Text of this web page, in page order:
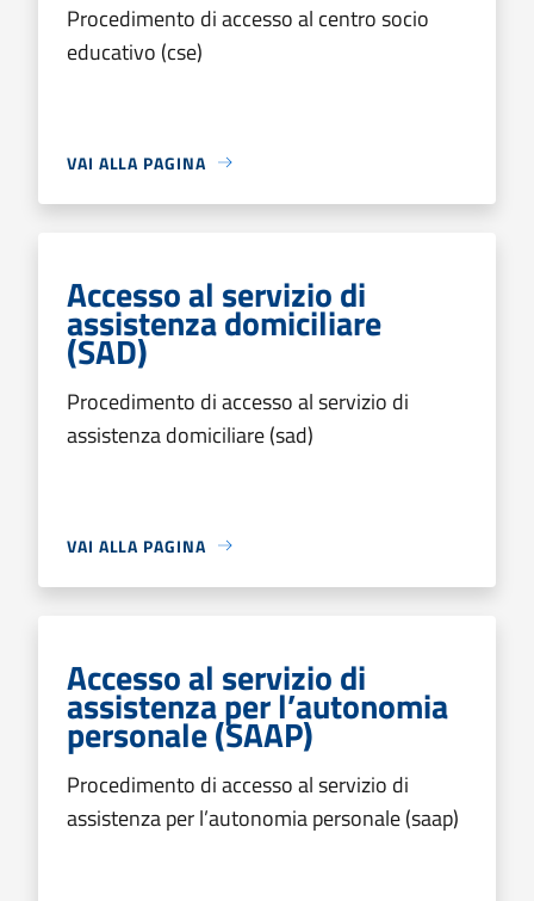
Procedimento di accesso al centro socio
educativo (cse)
VAI ALLA PAGINA
Accesso al servizio di
assistenza domiciliare
(SAD)
Procedimento di accesso al servizio di
assistenza domiciliare (sad)
VAI ALLA PAGINA
Accesso al servizio di
assistenza per l’autonomia
personale (SAAP)
Procedimento di accesso al servizio di
assistenza per l’autonomia personale (saap)